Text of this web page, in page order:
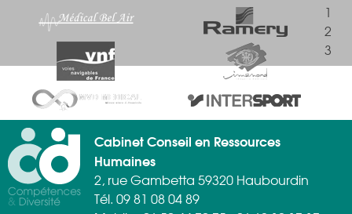
1
2
3
Cabinet Conseil en Ressources
Humaines
2, rue Gambetta 59320 Haubourdin
Tél. 09 81 08 04 89